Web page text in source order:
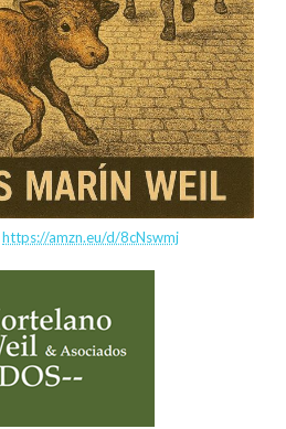
https://amzn.eu/d/8cNswmj